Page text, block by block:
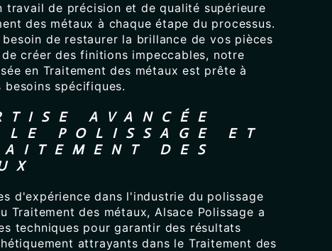
travail de précision et de qualité supérieure
des métaux à chaque étape du processus.
besoin de restaurer la brillance de vos pièces
créer des finitions impeccables, notre
en Traitement des métaux est prête à
besoins spécifiques.
AVANCÉE
LE POLISSAGE ET
DES
d'expérience dans l'industrie du polissage
Traitement des métaux, Alsace Polissage a
techniques pour garantir des résultats
attrayants dans le Traitement des